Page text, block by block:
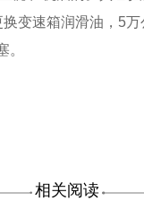
变速箱润滑油，5
。
相关阅读